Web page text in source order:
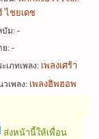
ไชยเดช
บัม: -
ย: -
เภทเพลง: เพลงเศร้า
วเพลง: เพลงฮิพฮอพ
ส่งหน้านี้ให้เพื่อน